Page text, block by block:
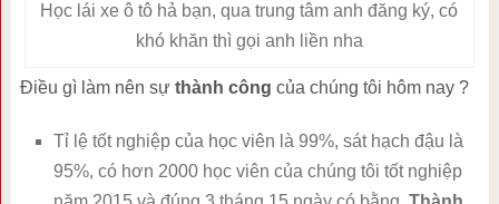
Học lái xe ô tô hả bạn, qua trung tâm anh đăng ký, có
khó khăn thì gọi anh liền nha
Điều gì làm nên sự thành công của chúng tôi hôm nay ?
Tỉ lệ tốt nghiệp của học viên là 99%, sát hạch đậu là
95%, có hơn 2000 học viên của chúng tôi tốt nghiệp